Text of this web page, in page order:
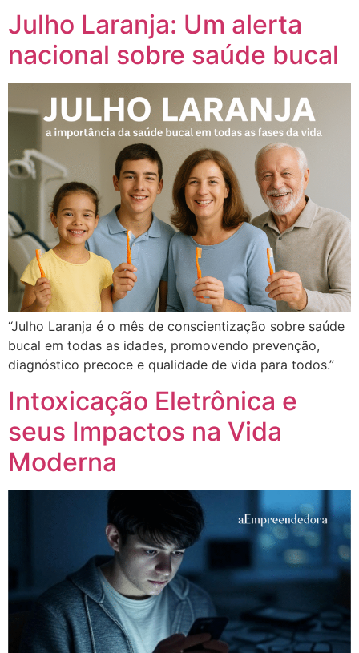
Julho Laranja: Um alerta
nacional sobre saúde bucal
“Julho Laranja é o mês de conscientização sobre saúde
bucal em todas as idades, promovendo prevenção,
diagnóstico precoce e qualidade de vida para todos.”
Intoxicação Eletrônica e
seus Impactos na Vida
Moderna